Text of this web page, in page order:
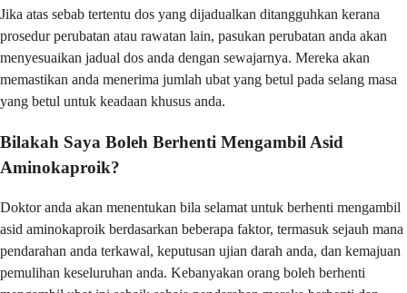
Jika atas sebab tertentu dos yang dijadualkan ditangguhkan kerana
prosedur perubatan atau rawatan lain, pasukan perubatan anda akan
menyesuaikan jadual dos anda dengan sewajarnya. Mereka akan
memastikan anda menerima jumlah ubat yang betul pada selang masa
yang betul untuk keadaan khusus anda.
Bilakah Saya Boleh Berhenti Mengambil Asid
Aminokaproik?
Doktor anda akan menentukan bila selamat untuk berhenti mengambil
asid aminokaproik berdasarkan beberapa faktor, termasuk sejauh mana
pendarahan anda terkawal, keputusan ujian darah anda, dan kemajuan
pemulihan keseluruhan anda. Kebanyakan orang boleh berhenti